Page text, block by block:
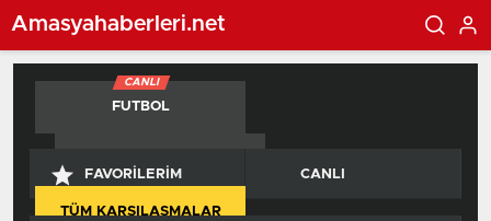
Amasyahaberleri.net
CANLI
FUTBOL
TÜM KARŞILAŞMALAR
FAVORILERIM CANLI